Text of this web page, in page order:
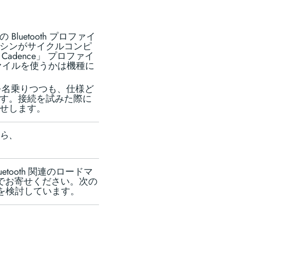
Bluetooth プロファイ
ンがサイクルコンピ
」 プロファイ
ルを使うかは機種に
名乗りつつも、仕様ど
。接続を試みた際に
します。
、
関連のロードマ
お寄せください。次の
討しています。